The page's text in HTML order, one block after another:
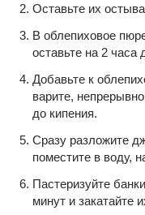
Оставьте их
В облепиховое
оставьте на 2 часа
Добавьте к
варите,
до кипения.
Сразу разложите
поместите в воду,
Пастеризуйте
минут и закатайте